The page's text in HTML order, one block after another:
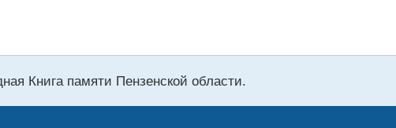
Книга памяти Пензенской области.